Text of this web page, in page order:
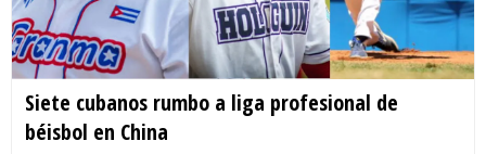
Siete cubanos rumbo a liga profesional de
béisbol en China